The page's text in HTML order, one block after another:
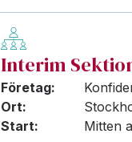
Interim
Företag:
Ort:
Start:
Mitten